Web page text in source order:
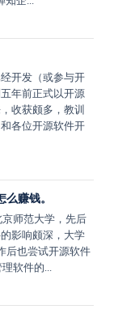
开发（或参与开
年前正式以开源
收获颇多，教训
各位开源软件开
赚钱。
师范大学，先后
影响颇深，大学
后也尝试开源软件
软件的...